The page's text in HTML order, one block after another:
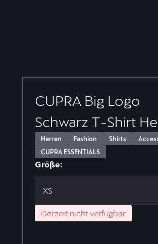
CUPRA Big Logo
Schwarz T-Shirt
Herren Fashion Shirts
CUPRA ESSENTIALS
Größe:
XS
Derzeit nicht verfügbar